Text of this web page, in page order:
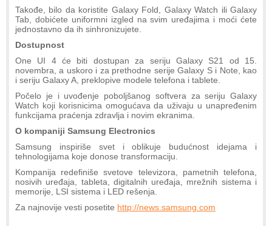
Takođe, bilo da koristite Galaxy Fold, Galaxy Watch ili Galaxy
Tab, dobićete uniformni izgled na svim uređajima i moći ćete
jednostavno da ih sinhronizujete.
Dostupnost
One UI 4 će biti dostupan za seriju Galaxy S21 od 15.
novembra, a uskoro i za prethodne serije Galaxy S i Note, kao
i seriju Galaxy A, preklopive modele telefona i tablete.
Počelo je i uvođenje poboljšanog softvera za seriju Galaxy
Watch koji korisnicima omogućava da uživaju u unapređenim
funkcijama praćenja zdravlja i novim ekranima.
O kompaniji Samsung Electronics
Samsung inspiriše svet i oblikuje budućnost idejama i
tehnologijama koje donose transformaciju.
Kompanija redefiniše svetove televizora, pametnih telefona,
nosivih uređaja, tableta, digitalnih uređaja, mrežnih sistema i
memorije, LSI sistema i LED rešenja.
Za najnovije vesti posetite http://news.samsung.com